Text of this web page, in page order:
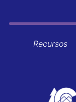
Recursos